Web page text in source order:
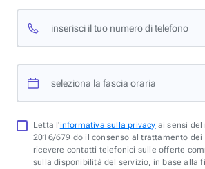
inserisci il tuo numero di telefono
seleziona la fascia oraria
Letta l'informativa sulla privacy ai sensi del
2016/679 do il consenso al trattamento
ricevere contatti telefonici sulle offerte
sulla disponibilità del servizio, in base alla